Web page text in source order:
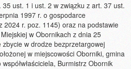
35 ust. 1 i ust. 2 w związku z art. 37 ust.
1997 r. o gospodarce
2024 r. poz. 1145) oraz na podstawie
w Obornikach z dnia 25
w drodze bezprzetargowej
w miejscowości Oborniki, gmina
Burmistrz Obornik